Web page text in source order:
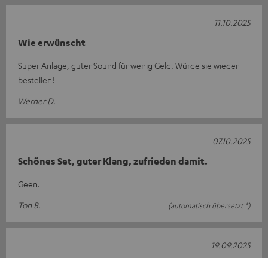
Wie erwünscht
Super Anlage, guter Sound für wenig Geld. Würde sie wieder
bestellen!
Werner D.
11.10.2025
Schönes Set, guter Klang, zufrieden damit.
Geen.
Ton B.
(automatisch übersetzt *)
07.10.2025
19.09.2025